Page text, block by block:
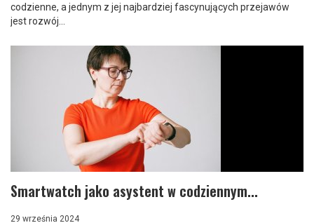
codzienne, a jednym z jej najbardziej fascynujących przejawów
jest rozwój...
Smartwatch jako asystent w codziennym...
29 września 2024